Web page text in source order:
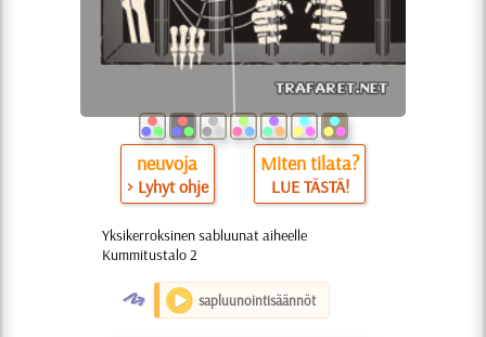
neuvoja
> Lyhyt ohje
Miten tilata?
LUE TÄSTÄ!
Yksikerroksinen sabluunat aiheelle
Kummitustalo 2
O sapluunointisäännöt